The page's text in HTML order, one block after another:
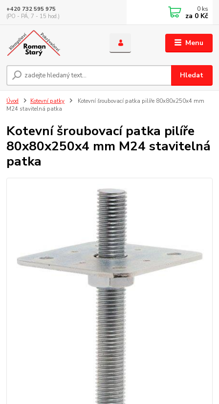
Menu
Hledat
+420 732 595 975
(PO - PÁ, 7 - 15 hod.)
0 ks
za 0 Kč
Úvod Kotevní patky
Kotevní šroubovací patka pilíře 80x80x250x4 mm
M24 stavitelná patka
Kotevní šroubovací patka pilíře
80x80x250x4 mm M24 stavitelná
patka